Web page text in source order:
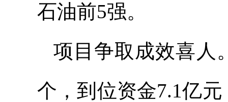
石油前5强。
项目争取成效喜人
个，到位资金7.1亿